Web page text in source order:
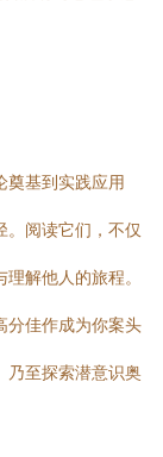
奠基到实践应用
。阅读它们，不仅
解他人的旅程。
分佳作成为你案头
乃至探索潜意识奥